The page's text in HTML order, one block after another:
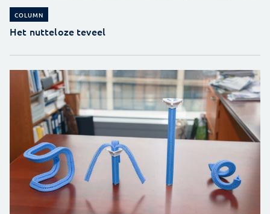
COLUMN
Het nutteloze teveel